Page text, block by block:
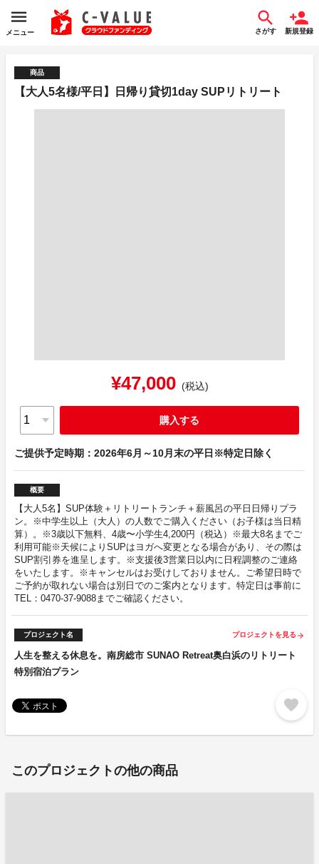
メニュー さがす 新規登録
商品
【大人5名様/平日】日帰り貸切1day SUPリトリート
¥47,000 (税込)
購入する
ご提供予定時期：2026年6月～10月末の平日※特定日除く
概要
【大人5名】SUP体験＋リトリートランチ＋薪風呂の平日日帰りプラ
ン。※中学生以上（大人）の人数でご購入ください（お子様は当日精
算）。※3歳以下無料、4歳〜小学生4,200円（税込）※最大8名までご
利用可能※天候によりSUPはヨガへ変更となる場合があり、その際は
SUP割引券を進呈します。※支援後3営業日以内に日程調整のご連絡
をいたします。※キャンセルはお受けしておりません。ご希望日時で
ご予約が取れない場合は別日でのご案内となります。特定日は事前に
TEL：0470-37-9088までご確認ください。
プロジェクト名 プロジェクトを見る arrow_forward
人生を整える休息を。南房総市 SUNAO Retreat奥白浜のリトリート
特別宿泊プラン
favorite
このプロジェクトの他の商品